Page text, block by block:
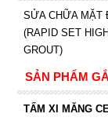
SỬA CHỮA MẶT
(RAPID SET
GROUT)
SẢN PHẨM
TẤM XI MĂNG